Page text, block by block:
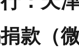
款（